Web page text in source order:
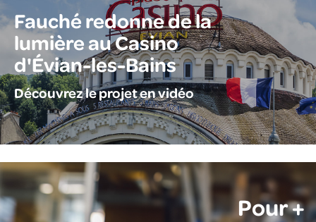
Fauché redonne de la
lumière au Casino
d'Évian-les-Bains
Découvrez le projet en vidéo
Pour +